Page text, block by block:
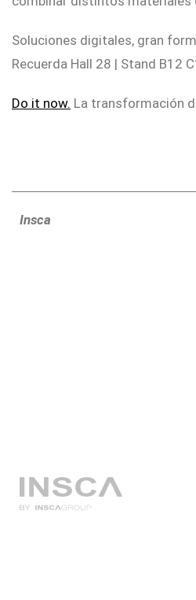
Soluciones digitales, gran
Recuerda Hall 28 | Stand B12
Do it now. La transformación
Insca